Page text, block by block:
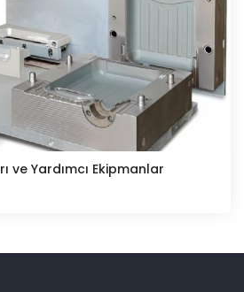
ve Yardımcı Ekipmanlar